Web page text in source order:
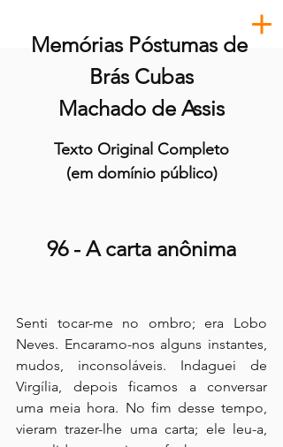
Memórias Póstumas de
Brás Cubas
Machado de Assis
Texto Original Completo
(em domínio público)
96 - A carta anônima
Senti tocar-me no ombro; era Lobo
Neves. Encaramo-nos alguns instantes,
mudos, inconsoláveis. Indaguei de
Virgília, depois ficamos a conversar
uma meia hora. No fim desse tempo,
vieram trazer-lhe uma carta; ele leu-a,